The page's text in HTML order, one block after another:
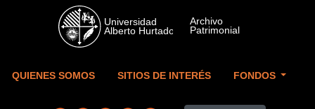
Skip to main content
QUIENES SOMOS SITIOS DE INTERÉS FONDOS